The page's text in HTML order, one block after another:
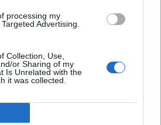
processing my
Advertising.
Collection, Use,
or Sharing of my
Is Unrelated with the
it was collected.
έρευνα για τα εγκλήματα του
από αυτό το νόμο.
των θυμάτων,
και δεν θα διωχθούν ποτέ,
επονομαζόμενος «Billy el